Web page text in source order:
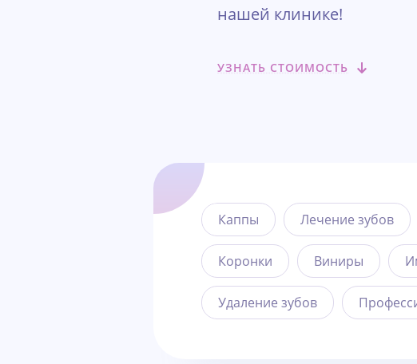
нашей клинике!
УЗНАТЬ СТОИМОСТЬ
Каппы Лечение зубов
Коронки Виниры
Удаление зубов